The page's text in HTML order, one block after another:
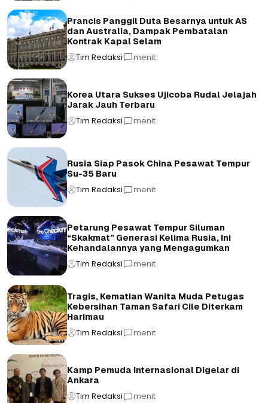
Prancis Panggil Duta Besarnya untuk AS
dan Australia, Dampak Pembatalan
Kontrak Kapal Selam
Tim Redaksi menit
Korea Utara Sukses Ujicoba Rudal Jelajah
Jarak Jauh Terbaru
Tim Redaksi menit
Rusia Siap Pasok China Pesawat Tempur
Su-35 Baru
Tim Redaksi menit
Petarung Pesawat Tempur Siluman
“Skakmat” Generasi Kelima Rusia, Ini
Kehandalannya yang Mengagumkan
Tim Redaksi menit
Tragis, Kematian Wanita Muda Petugas
Kebersihan Taman Safari Cile Diterkam
Harimau
Tim Redaksi menit
Kamp Pemuda Internasional Digelar di
Ankara
Tim Redaksi menit